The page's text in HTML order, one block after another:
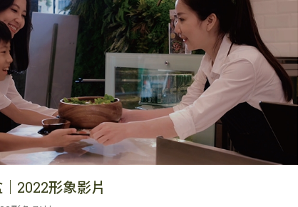
2022形象影片